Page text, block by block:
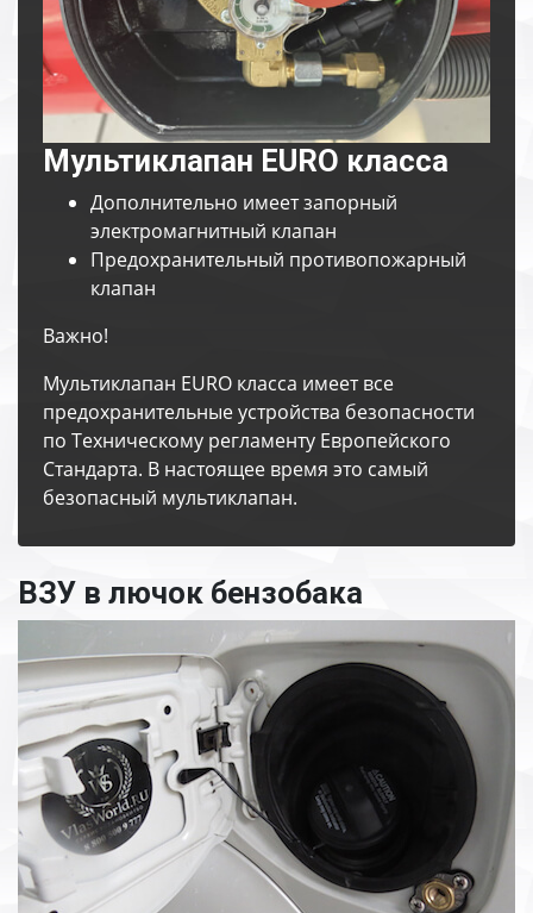
Мультиклапан EURO класса
Дополнительно имеет запорный
электромагнитный клапан
Предохранительный противопожарный
клапан
Важно!
Мультиклапан EURO класса имеет все
предохранительные устройства безопасности
по Техническому регламенту Европейского
Стандарта. В настоящее время это самый
безопасный мультиклапан.
ВЗУ в лючок бензобака